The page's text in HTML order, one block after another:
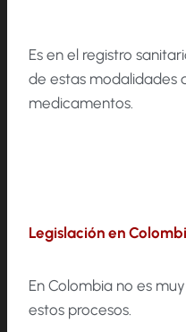
Es en el registro
de estas modalidades
medicamentos.
Legislación en
En Colombia no es
estos procesos.